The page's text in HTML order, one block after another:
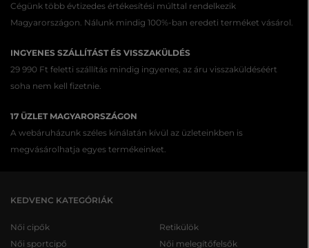
utasításokat.
beérkezéséről e-mailben tájékoztatjuk.
Az áru reklamációs osztályunkra történő beérkezése
után elbíráljuk a reklamációt.
Az elbírálás eredményéről e-mailben tájékoztatjuk.
A reklamáció eredményétől függően biztosítjuk az
áru javítását; ha ez nem lehetséges, az árut
A vételárat ugyanolyan módon térítjük vissza,
Cégünk több évtizedes értékesítési múlttal rendelkezik
Magyarországon. Nálunk mindig 100%-ban eredeti terméket vásárol.
INGYENES SZÁLLÍTÁST ÉS VISSZAKÜLDÉS
29 990 Ft feletti szállítás mindig ingyenes, az áru visszaküldéséért
soha nem kell fizetnie.
17 ÜZLET MAGYARORSZÁGON
A webáruházunk széles kínálatán kívül az üzleteinkben is
megvásárolhatja egyes termékeinket.
KEDVENC KATEGÓRIÁK
Női cipők
Női sportcipő
Retikülök
Női melegítőfelsők